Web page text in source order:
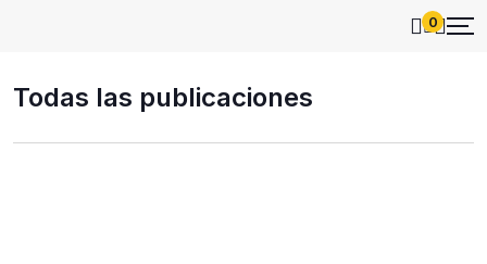
0
Todas las publicaciones